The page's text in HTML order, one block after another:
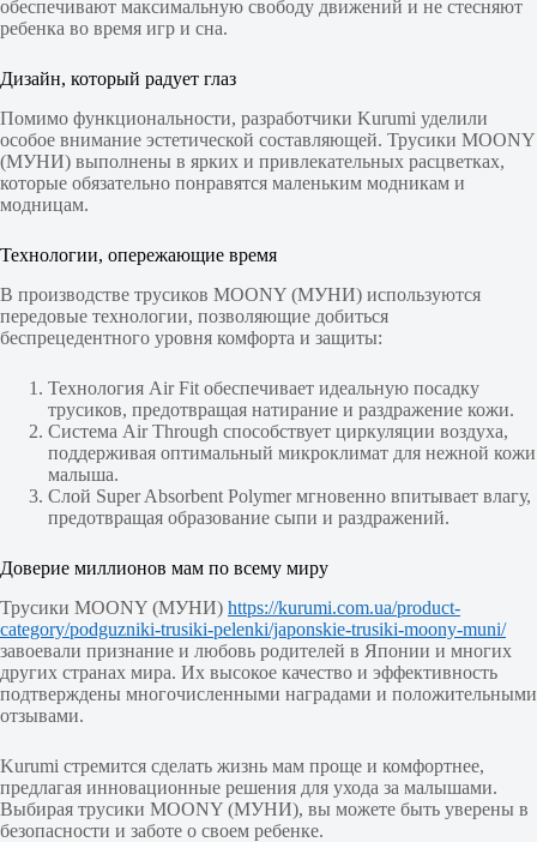
обеспечивают максимальную свободу движений и не стесняют
ребенка во время игр и сна.
Дизайн, который радует глаз
Помимо функциональности, разработчики Kurumi уделили
особое внимание эстетической составляющей. Трусики MOONY
(МУНИ) выполнены в ярких и привлекательных расцветках,
которые обязательно понравятся маленьким модникам и
модницам.
Технологии, опережающие время
В производстве трусиков MOONY (МУНИ) используются
передовые технологии, позволяющие добиться
беспрецедентного уровня комфорта и защиты:
Технология Air Fit обеспечивает идеальную посадку
трусиков, предотвращая натирание и раздражение кожи.
Система Air Through способствует циркуляции воздуха,
поддерживая оптимальный микроклимат для нежной кожи
малыша.
Слой Super Absorbent Polymer мгновенно впитывает влагу,
предотвращая образование сыпи и раздражений.
Доверие миллионов мам по всему миру
Трусики MOONY (МУНИ) https://kurumi.com.ua/product-
category/podguzniki-trusiki-pelenki/japonskie-trusiki-moony-muni/
завоевали признание и любовь родителей в Японии и многих
других странах мира. Их высокое качество и эффективность
подтверждены многочисленными наградами и положительными
отзывами.
Kurumi стремится сделать жизнь мам проще и комфортнее,
предлагая инновационные решения для ухода за малышами.
Выбирая трусики MOONY (МУНИ), вы можете быть уверены в
безопасности и заботе о своем ребенке.